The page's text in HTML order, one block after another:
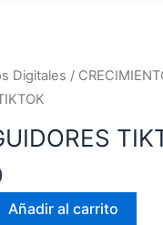
Digitales /
Añadir al carrito